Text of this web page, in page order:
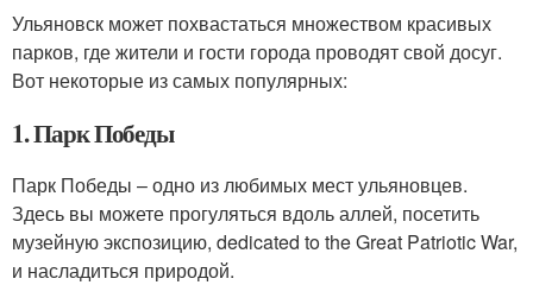
Ульяновск может похвастаться множеством красивых
парков, где жители и гости города проводят свой досуг.
Вот некоторые из самых популярных:
1. Парк Победы
Парк Победы – одно из любимых мест ульяновцев.
Здесь вы можете прогуляться вдоль аллей, посетить
музейную экспозицию, dedicated to the Great Patriotic War,
и насладиться природой.